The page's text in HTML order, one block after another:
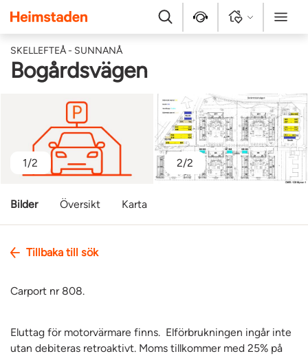
Heimstaden
Sök Kontakt Logga in Meny
SKELLEFTEÅ - SUNNANÅ
Bogårdsvägen
1/2 2/2
Bilder Översikt Karta
Tillbaka till sök
Carport nr 808.
Eluttag för motorvärmare finns. Elförbrukningen ingår inte
utan debiteras retroaktivt. Moms tillkommer med 25% på